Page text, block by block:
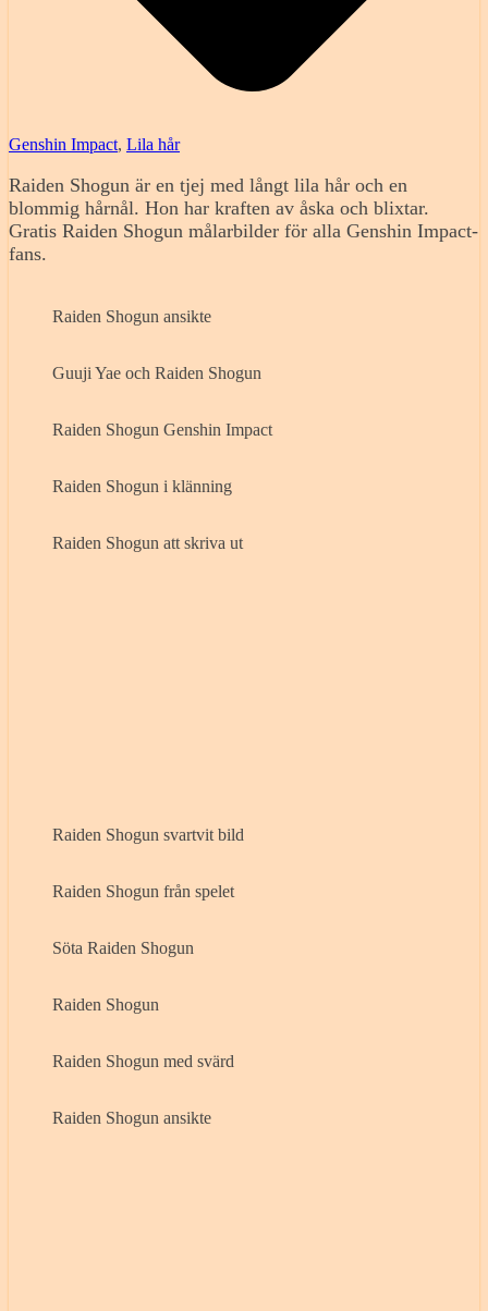
Genshin Impact, Lila hår
Raiden Shogun är en tjej med långt lila hår och en
blommig hårnål. Hon har kraften av åska och blixtar.
Gratis Raiden Shogun målarbilder för alla Genshin Impact-
fans.
Raiden Shogun ansikte
Guuji Yae och Raiden Shogun
Raiden Shogun Genshin Impact
Raiden Shogun i klänning
Raiden Shogun att skriva ut
Raiden Shogun svartvit bild
Raiden Shogun från spelet
Söta Raiden Shogun
Raiden Shogun
Raiden Shogun med svärd
Raiden Shogun ansikte